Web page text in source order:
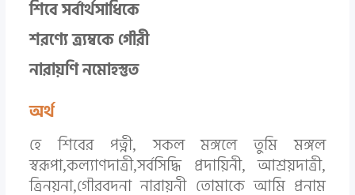
শিবে সর্বার্থসাধিকে
শরণ্যে ত্র্যম্বকে গৌরী
নারায়ণি নমোহস্তুত
অর্থ
হে শিবের পত্নী, সকল মঙ্গলে তুমি মঙ্গল
স্বরূপা,কল্যাণদাত্রী,সর্বসিদ্ধি প্রদায়িনী, আশ্রয়দাত্রী,
ত্রিনয়না,গৌরবদনা নারায়নী তোমাকে আমি প্রনাম